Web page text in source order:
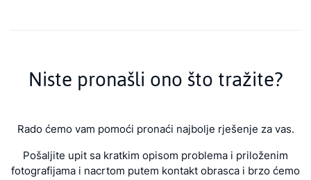
Niste pronašli ono što tražite?
Rado ćemo vam pomoći pronaći najbolje rješenje za vas.
Pošaljite upit sa kratkim opisom problema i priloženim
fotografijama i nacrtom putem kontakt obrasca i brzo ćemo